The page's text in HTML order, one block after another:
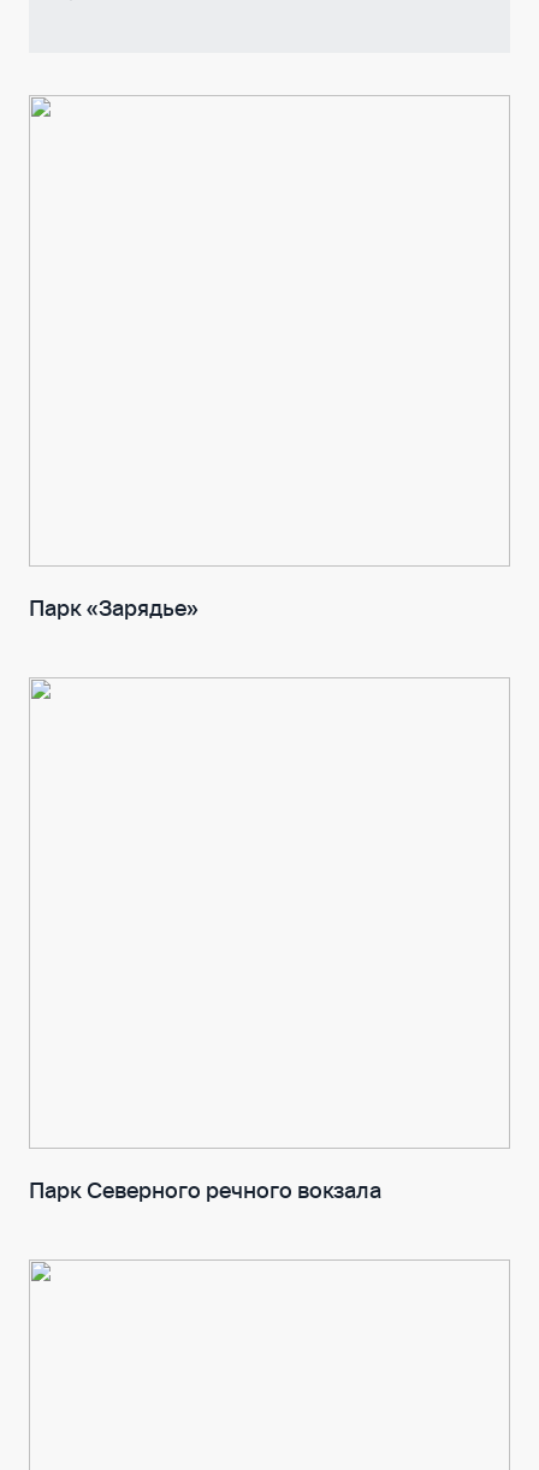
Парк «Зарядье»
Парк Северного речного вокзала